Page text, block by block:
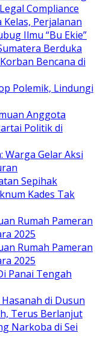
Compliance
Perjalanan
Ilmu “Bu Ekie”
Berduka
Bencana di
Polemik, Lindungi
Anggota
Politik di
Warga Gelar Aksi
Sepihak
Kades Tak
Rumah Pameran
2025
Rumah Pameran
2025
Panai Tengah
di Dusun
Terus Berlanjut
Narkoba di Sei